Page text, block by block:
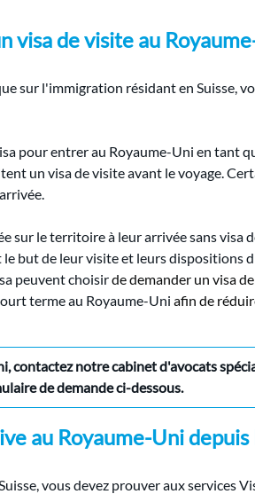
visa de visite au
sur l'immigration résidant en Suisse,
pour entrer au Royaume-Uni en tant
un visa de visite avant le voyage.
sur le territoire à leur arrivée sans visa
but de leur visite et leurs dispositions
peuvent choisirde demander un visa
terme au Royaume-Uni afin de
contactez notre cabinet d'avocats
de demande ci-dessous.
au Royaume-Uni depuis
vous devez prouver aux services